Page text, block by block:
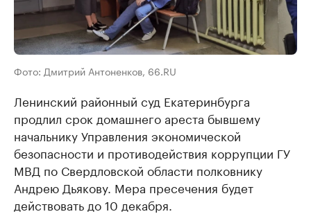
Фото: Дмитрий Антоненков, 66.RU
Ленинский районный суд Екатеринбурга
продлил срок домашнего ареста бывшему
начальнику Управления экономической
безопасности и противодействия коррупции ГУ
МВД по Свердловской области полковнику
Андрею Дьякову. Мера пресечения будет
действовать до 10 декабря.